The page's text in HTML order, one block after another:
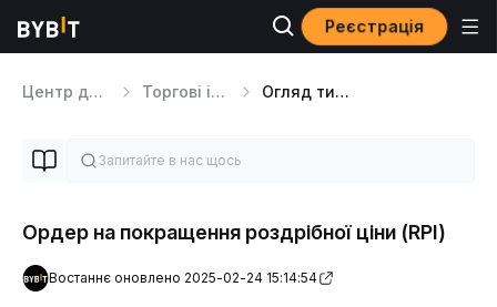
Реєстрація
Центр допомоги Торгові інструменти Огляд типів ордерів
Ордер на покращення роздрібної ціни (RPI)
Востаннє оновлено 2025-02-24 15:14:54